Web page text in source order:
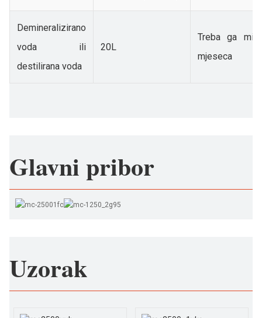
Demineralizirano
voda ili
destilirana voda
20L
Treba ga
mjeseca
Glavni pribor
Uzorak